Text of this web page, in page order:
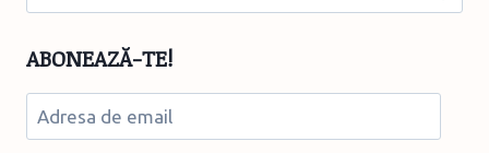
for:
ABONEAZĂ-TE!
Adresa
de